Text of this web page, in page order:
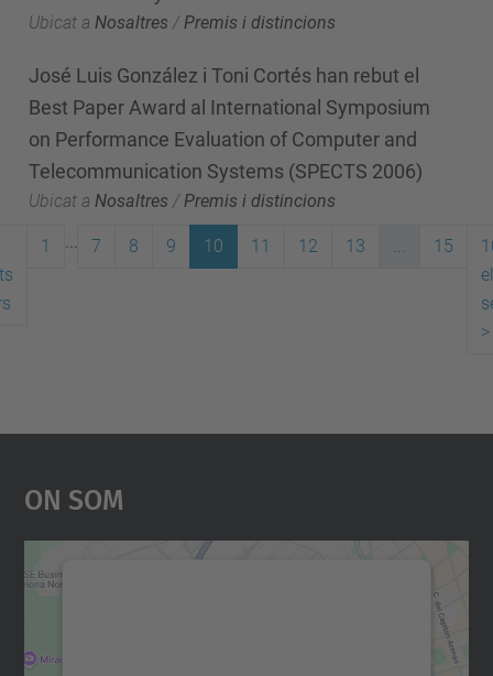
Ubicat a Nosaltres / Premis i distincions
José Luis González i Toni Cortés han rebut el
Best Paper Award al International Symposium
on Performance Evaluation of Computer and
Telecommunication Systems (SPECTS 2006)
Ubicat a Nosaltres /Premis i distincions
1 7 8 9 10 11 12 13 ... 15
>
On Som